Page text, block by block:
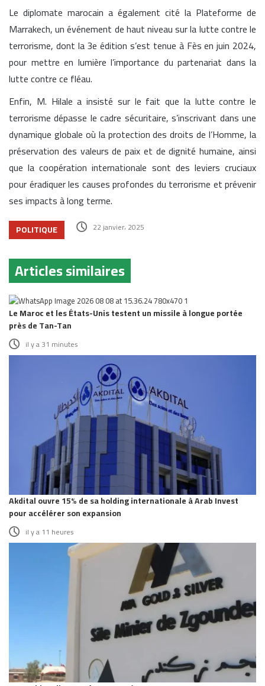
Le diplomate marocain a également cité la Plateforme de
Marrakech, un événement de haut niveau sur la lutte contre le
terrorisme, dont la 3e édition s’est tenue à Fès en juin 2024,
pour mettre en lumière l’importance du partenariat dans la
lutte contre ce fléau.
Enfin, M. Hilale a insisté sur le fait que la lutte contre le
terrorisme dépasse le cadre sécuritaire, s’inscrivant dans une
dynamique globale où la protection des droits de l’Homme, la
préservation des valeurs de paix et de dignité humaine, ainsi
que la coopération internationale sont des leviers cruciaux
pour éradiquer les causes profondes du terrorisme et prévenir
ses impacts à long terme.
POLITIQUE 22 janvier، 2025
Articles similaires
Le Maroc et les États-Unis testent un missile à longue portée
près de Tan-Tan
il y a 31 minutes
Akdital ouvre 15% de sa holding internationale à Arab Invest
pour accélérer son expansion
il y a 11 heures